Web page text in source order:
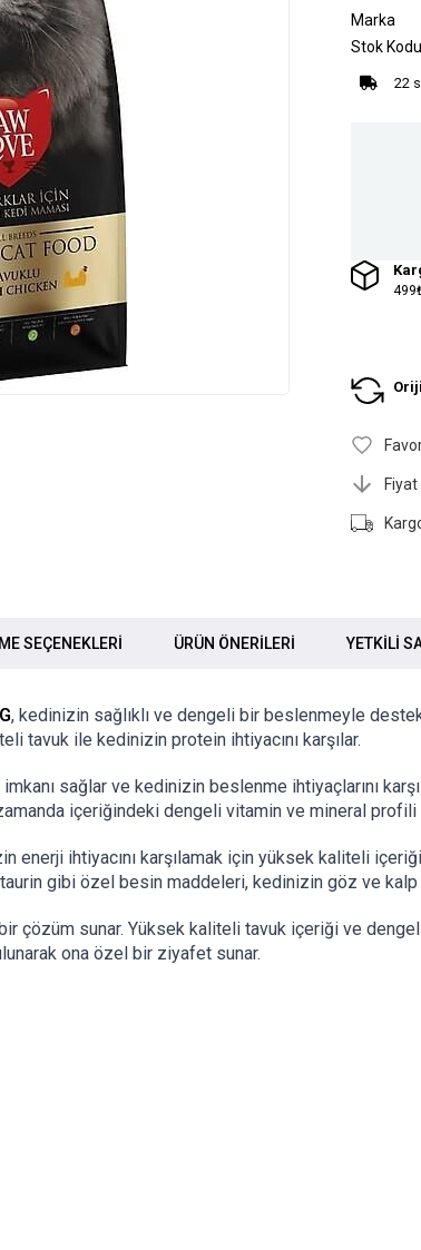
Marka
Stok Kodu
22
Fiyat
SEÇENEKLERI ÜRÜN ÖNERILERI YETKİLİ
, kedinizin sağlıklı ve dengeli bir beslenmeyle
tavuk ile kedinizin protein ihtiyacını karşılar.
sağlar ve kedinizin beslenme ihtiyaçlarını
içeriğindeki dengeli vitamin ve mineral
enerji ihtiyacını karşılamak için yüksek kaliteli
gibi özel besin maddeleri, kedinizin göz ve kalp
çözüm sunar. Yüksek kaliteli tavuk içeriği ve
ona özel bir ziyafet sunar.